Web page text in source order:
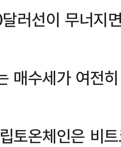
러선이 무너지
매수세가 여전
토온체인은 비